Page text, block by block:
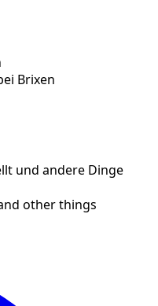
Brixen
und andere Dinge
other things